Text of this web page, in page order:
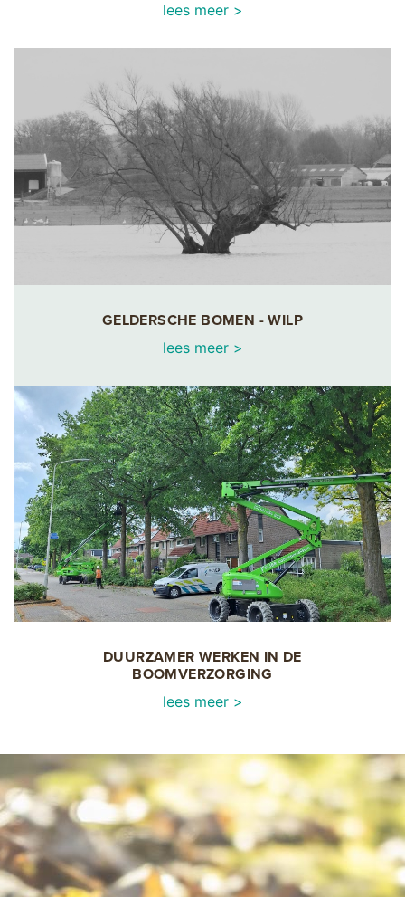
lees meer >
GELDERSCHE BOMEN - WILP
lees meer >
DUURZAMER WERKEN IN DE
BOOMVERZORGING
lees meer >